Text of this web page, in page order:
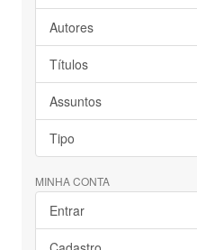
Autores
Títulos
Assuntos
Tipo
MINHA CONTA
Entrar